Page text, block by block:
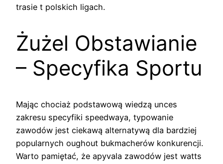
trasie t polskich ligach.
Żużel Obstawianie
– Specyfika Sportu
Mając chociaż podstawową wiedzą unces
zakresu specyfiki speedwaya, typowanie
zawodów jest ciekawą alternatywą dla bardziej
popularnych oughout bukmacherów konkurencji.
Warto pamiętać, że apyvala zawodów jest watts